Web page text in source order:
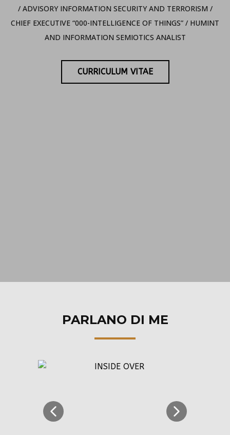
/ ADVISORY INFORMATION SECURITY AND TERRORISM /
CHIEF EXECUTIVE “000-INTELLIGENCE OF THINGS” / ​HUMINT
AND INFORMATION SEMIOTICS ANALIST
CURRICULUM VITAE
PARLANO DI ME